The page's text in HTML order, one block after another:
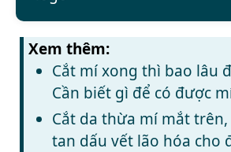
Xem thêm:
Cắt mí xong thì bao lâu
Cần biết gì để có được
Cắt da thừa mí mắt trên,
tan dấu vết lão hóa cho